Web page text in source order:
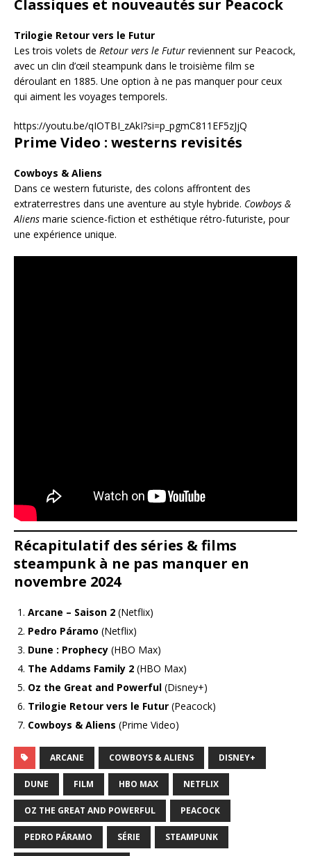
Classiques et nouveautés sur Peacock
Trilogie Retour vers le Futur
Les trois volets de Retour vers le Futur reviennent sur Peacock,
avec un clin d’œil steampunk dans le troisième film se
déroulant en 1885. Une option à ne pas manquer pour ceux
qui aiment les voyages temporels.
https://youtu.be/qIOTBI_zAkI?si=p_pgmC811EF5zJjQ
Prime Video : westerns revisités
Cowboys & Aliens
Dans ce western futuriste, des colons affrontent des
extraterrestres dans une aventure au style hybride. Cowboys &
Aliens marie science-fiction et esthétique rétro-futuriste, pour
une expérience unique.
Récapitulatif des séries & films
steampunk à ne pas manquer en
novembre 2024
Arcane – Saison 2 (Netflix)
Pedro Páramo (Netflix)
Dune : Prophecy (HBO Max)
The Addams Family 2 (HBO Max)
Oz the Great and Powerful (Disney+)
Trilogie Retour vers le Futur (Peacock)
Cowboys & Aliens (Prime Video)
ARCANE COWBOYS & ALIENS DISNEY+
DUNE FILM HBO MAX NETFLIX
OZ THE GREAT AND POWERFUL PEACOCK
PEDRO PÁRAMO SÉRIE STEAMPUNK